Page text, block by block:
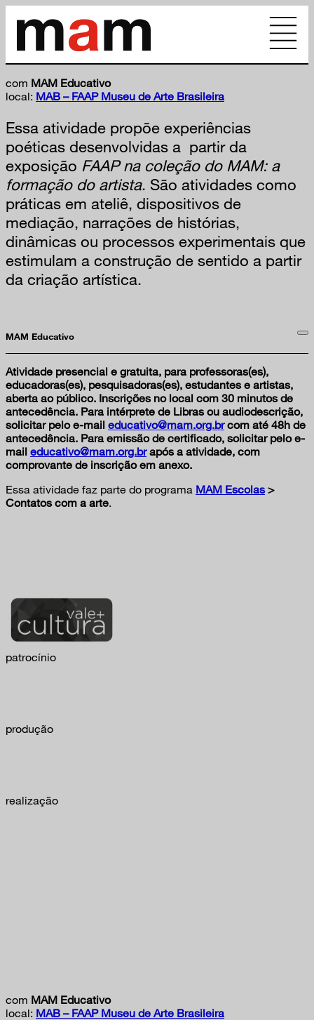
com MAM Educativo
local: MAB – FAAP Museu de Arte Brasileira
Essa atividade propõe experiências
poéticas desenvolvidas a partir da
exposição FAAP na coleção do MAM: a
formação do artista. São atividades como
práticas em ateliê, dispositivos de
mediação, narrações de histórias,
dinâmicas ou processos experimentais que
estimulam a construção de sentido a partir
da criação artística.
MAM Educativo
Atividade presencial e gratuita, para professoras(es),
educadoras(es), pesquisadoras(es), estudantes e artistas,
aberta ao público. Inscrições no local com 30 minutos de
antecedência. Para intérprete de Libras ou audiodescrição,
solicitar pelo e-mail educativo@mam.org.brcom até 48h de
antecedência. Para emissão de certificado, solicitar pelo e-
mail educativo@mam.org.brapós a atividade, com
comprovante de inscrição em anexo.
Essa atividade faz parte do programa MAM Escolas>
Contatos com a arte.
patrocínio
produção
realização
com MAM Educativo
local: MAB – FAAP Museu de Arte Brasileira